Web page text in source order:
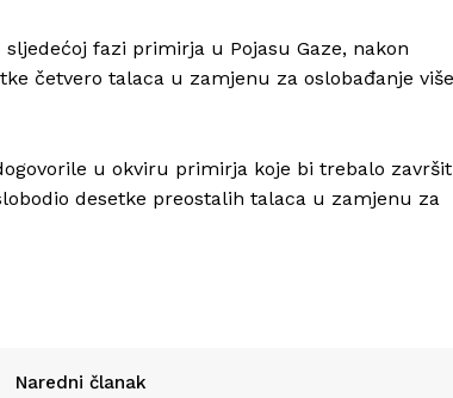
fazi primirja u Pojasu Gaze, nakon
četvero talaca u zamjenu za oslobađanje više
u okviru primirja koje bi trebalo
desetke preostalih talaca u zamjenu za
Naredni članak